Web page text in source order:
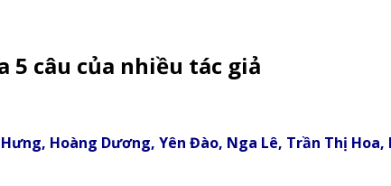
5 câu của nhiều tác giả
Hoàng Dương, Yên Đào, Nga Lê, Trần Thị